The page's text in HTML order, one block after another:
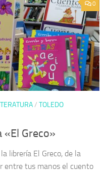
0
/ TOLEDO
«El Greco»
librería El Greco, de la
entre tus manos el cuento